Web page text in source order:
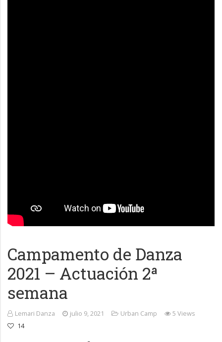
Campamento de Danza
2021 – Actuación 2ª
semana
Lemari Danza julio 9, 2021 Urban Camp
5 Views
14